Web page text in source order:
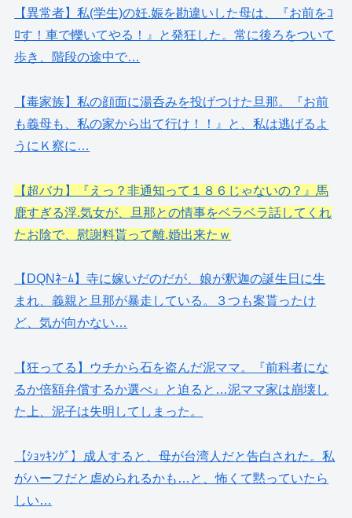
【異常者】私(学生)の妊.娠を勘違いした母は、『お前をｺ
ﾛす！車で轢いてやる！』と発狂した。常に後ろをついて
歩き、階段の途中で…
【毒家族】私の顔面に湯呑みを投げつけた旦那。『お前
も義母も、私の家から出て行け！！』と、私は逃げるよ
うにＫ察に…
【超バカ】『えっ？非通知って１８６じゃないの？』馬
鹿すぎる浮.気女が、旦那との情事をベラベラ話してくれ
たお陰で、慰謝料貰って離.婚出来たｗ
【DQNﾈｰﾑ】寺に嫁いだのだが、娘が釈迦の誕生日に生
まれ、義親と旦那が暴走している。３つも案貰ったけ
ど、気が向かない…
【狂ってる】ウチから石を盗んだ泥ママ。『前科者にな
るか倍額弁償するか選べ』と迫ると…泥ママ家は崩壊し
た上、泥子は失明してしまった。
【ｼｮｯｷﾝｸﾞ】成人すると、母が台湾人だと告白された。私
がハーフだと虐められるかも…と、怖くて黙っていたら
しい…